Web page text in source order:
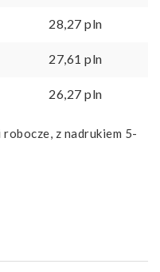
28,27 pln
27,61 pln
26,27 pln
z nadrukiem 5-